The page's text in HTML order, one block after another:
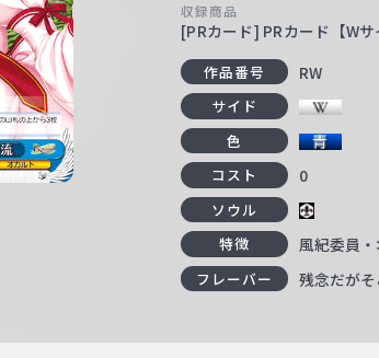
収録商品
[PRカード] PRカード【Wサ
作品番号 RW
サイド
色
コスト 0
ソウル
特徴 風紀委員
フレーバー 残念だが